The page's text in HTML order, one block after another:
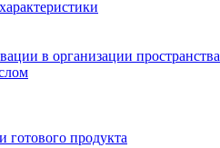
в организации пространства
готового продукта